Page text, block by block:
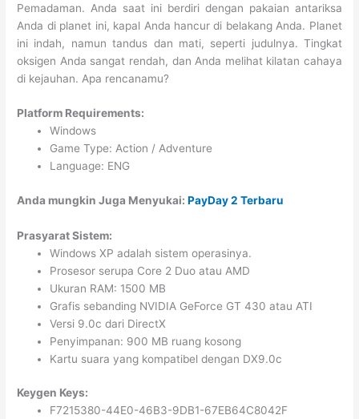
Pemadaman. Anda saat ini berdiri dengan pakaian antariksa
Anda di planet ini, kapal Anda hancur di belakang Anda. Planet
ini indah, namun tandus dan mati, seperti judulnya. Tingkat
oksigen Anda sangat rendah, dan Anda melihat kilatan cahaya
di kejauhan. Apa rencanamu?
Platform Requirements:
Windows
Game Type: Action / Adventure
Language: ENG
Anda mungkin Juga Menyukai:PayDay 2 Terbaru
Prasyarat Sistem:
Windows XP adalah sistem operasinya.
Prosesor serupa Core 2 Duo atau AMD
Ukuran RAM: 1500 MB
Grafis sebanding NVIDIA GeForce GT 430 atau ATI
Versi 9.0c dari DirectX
Penyimpanan: 900 MB ruang kosong
Kartu suara yang kompatibel dengan DX9.0c
Keygen Keys:
F7215380-44E0-46B3-9DB1-67EB64C8042F